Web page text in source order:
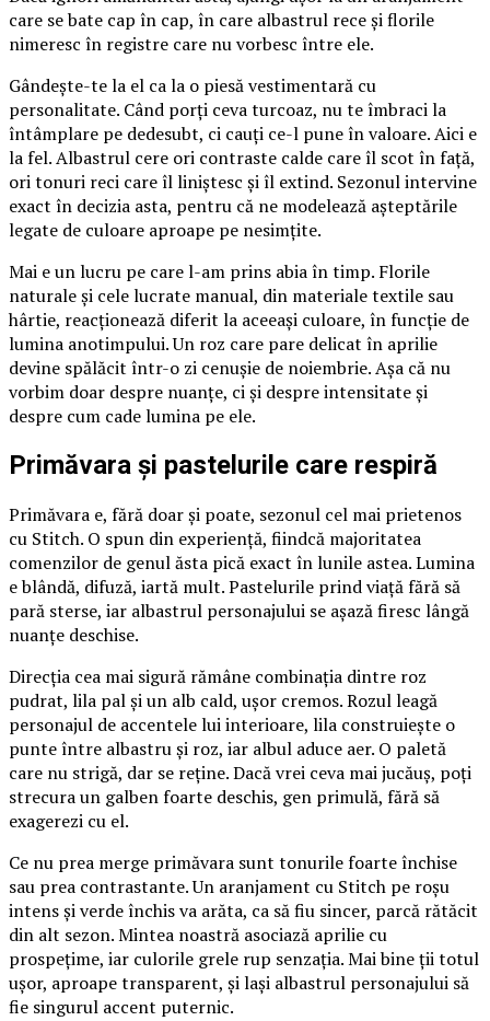
care se bate cap în cap, în care albastrul rece și florile
nimeresc în registre care nu vorbesc între ele.
Gândește-te la el ca la o piesă vestimentară cu
personalitate. Când porți ceva turcoaz, nu te îmbraci la
întâmplare pe dedesubt, ci cauți ce-l pune în valoare. Aici e
la fel. Albastrul cere ori contraste calde care îl scot în față,
ori tonuri reci care îl liniștesc și îl extind. Sezonul intervine
exact în decizia asta, pentru că ne modelează așteptările
legate de culoare aproape pe nesimțite.
Mai e un lucru pe care l-am prins abia în timp. Florile
naturale și cele lucrate manual, din materiale textile sau
hârtie, reacționează diferit la aceeași culoare, în funcție de
lumina anotimpului. Un roz care pare delicat în aprilie
devine spălăcit într-o zi cenușie de noiembrie. Așa că nu
vorbim doar despre nuanțe, ci și despre intensitate și
despre cum cade lumina pe ele.
Primăvara și pastelurile care respiră
Primăvara e, fără doar și poate, sezonul cel mai prietenos
cu Stitch. O spun din experiență, fiindcă majoritatea
comenzilor de genul ăsta pică exact în lunile astea. Lumina
e blândă, difuză, iartă mult. Pastelurile prind viață fără să
pară sterse, iar albastrul personajului se așază firesc lângă
nuanțe deschise.
Direcția cea mai sigură rămâne combinația dintre roz
pudrat, lila pal și un alb cald, ușor cremos. Rozul leagă
personajul de accentele lui interioare, lila construiește o
punte între albastru și roz, iar albul aduce aer. O paletă
care nu strigă, dar se reține. Dacă vrei ceva mai jucăuș, poți
strecura un galben foarte deschis, gen primulă, fără să
exagerezi cu el.
Ce nu prea merge primăvara sunt tonurile foarte închise
sau prea contrastante. Un aranjament cu Stitch pe roșu
intens și verde închis va arăta, ca să fiu sincer, parcă rătăcit
din alt sezon. Mintea noastră asociază aprilie cu
prospețime, iar culorile grele rup senzația. Mai bine ții totul
ușor, aproape transparent, și lași albastrul personajului să
fie singurul accent puternic.